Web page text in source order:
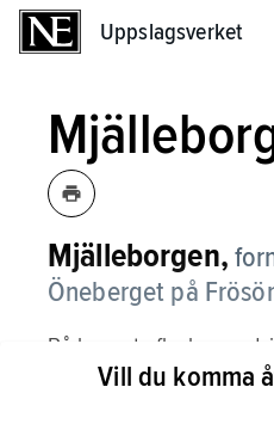
Uppslagsverket
Mjälleborgen,
Öneberget på
På bergets flacka
lång och 10 m bred
Vill du komma